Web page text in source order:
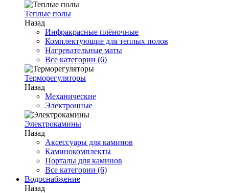
Теплые полы
Назад
Инфракрасные плёночные
Комплектующие для теплых полов
Нагревательные маты
Все категории (6)
Терморегуляторы
Назад
Механические
Электронные
Электрокамины
Назад
Аксессуары для каминов
Каминокомплекты
Порталы для каминов
Все категории (6)
Водоснабжение
Назад